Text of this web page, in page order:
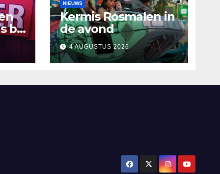
bij
NIEUWS
Kermis Rosmalen in
de avond
4 AUGUSTUS 2026